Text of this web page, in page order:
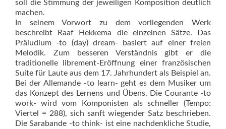
soll die Stimmung der jeweiligen Komposition deutlich
machen.
In seinem Vorwort zu dem vorliegenden Werk
beschreibt Raaf Hekkema die einzelnen Sätze. Das
Präludium -to (day) dream- basiert auf einer freien
Melodik. Zum besseren Verständnis gibt er die
traditionelle librement-Eröffnung einer französischen
Suite für Laute aus dem 17. Jahrhundert als Beispiel an.
Bei der Allemande -to learn- geht es dem Musiker um
das Konzept des Lernens und Übens. Die Courante -to
work- wird vom Komponisten als schneller (Tempo:
Viertel = 288), sich sanft wiegender Satz beschrieben.
Die Sarabande -to think- ist eine nachdenkliche Studie,